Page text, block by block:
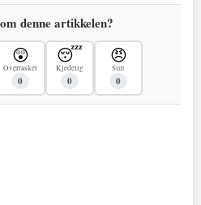
denne artikkelen?
😲
Overrasket
0
😴
Kjedelig
0
😠
Sint
0